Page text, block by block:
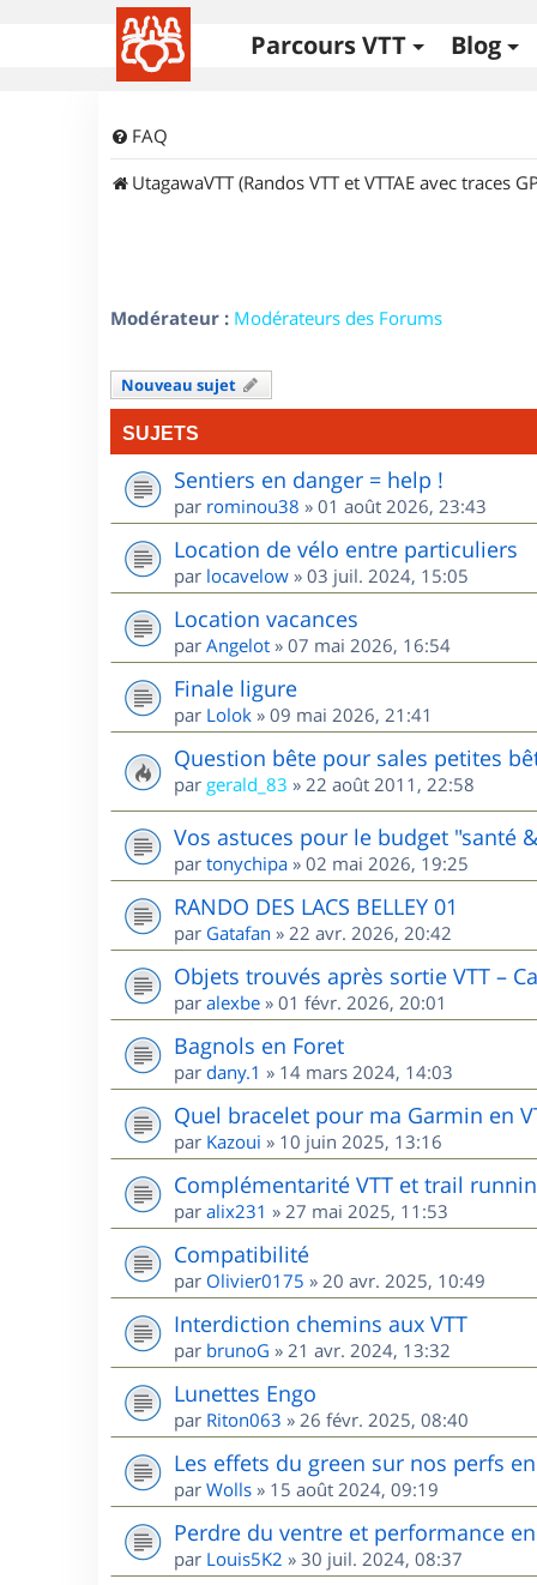
Parcours VTT Blog
FAQ
UtagawaVTT (Randos VTT et VTTAE avec traces
Modérateur : Modérateurs des Forums
Nouveau sujet
SUJETS
Sentiers en danger = help !
par rominou38 » 01 août 2026, 23:43
Location de vélo entre particuliers
par locavelow » 03 juil. 2024, 15:05
Location vacances
par Angelot » 07 mai 2026, 16:54
Finale ligure
par Lolok » 09 mai 2026, 21:41
Question bête pour sales petites
par gerald_83 » 22 août 2011, 22:58
Vos astuces pour le budget "santé
par tonychipa » 02 mai 2026, 19:25
RANDO DES LACS BELLEY 01
par Gatafan » 22 avr. 2026, 20:42
Objets trouvés après sortie VTT –
par alexbe » 01 févr. 2026, 20:01
Bagnols en Foret
par dany.1 » 14 mars 2024, 14:03
Quel bracelet pour ma Garmin en
par Kazoui » 10 juin 2025, 13:16
Complémentarité VTT et trail
par alix231 » 27 mai 2025, 11:53
Compatibilité
par Olivier0175 » 20 avr. 2025, 10:49
Interdiction chemins aux VTT
par brunoG » 21 avr. 2024, 13:32
Lunettes Engo
par Riton063 » 26 févr. 2025, 08:40
Les effets du green sur nos perfs en
par Wolls » 15 août 2024, 09:19
Perdre du ventre et performance en
par Louis5K2 » 30 juil. 2024, 08:37